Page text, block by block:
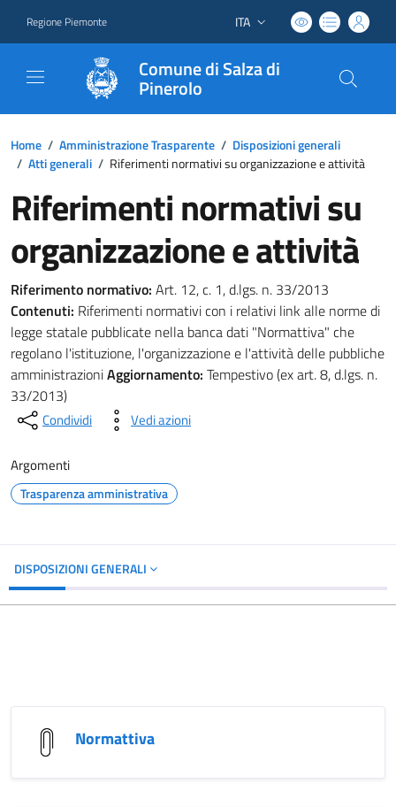
Regione Piemonte Lingua attiva:
ITA
Comune di Salza di
Pinerolo
Home / Amministrazione Trasparente / Disposizioni generali
/ Atti generali / Riferimenti normativi su organizzazione e attività
Riferimenti normativi su
organizzazione e attività
Riferimento normativo: Art. 12, c. 1, d.lgs. n. 33/2013
Contenuti: Riferimenti normativi con i relativi link alle norme di
legge statale pubblicate nella banca dati "Normattiva" che
regolano l'istituzione, l'organizzazione e l'attività delle pubbliche
amministrazioniAggiornamento: Tempestivo (ex art. 8, d.lgs. n.
33/2013)
Condividi Vedi azioni
Argomenti
Trasparenza amministrativa
DISPOSIZIONI GENERALI
Normattiva